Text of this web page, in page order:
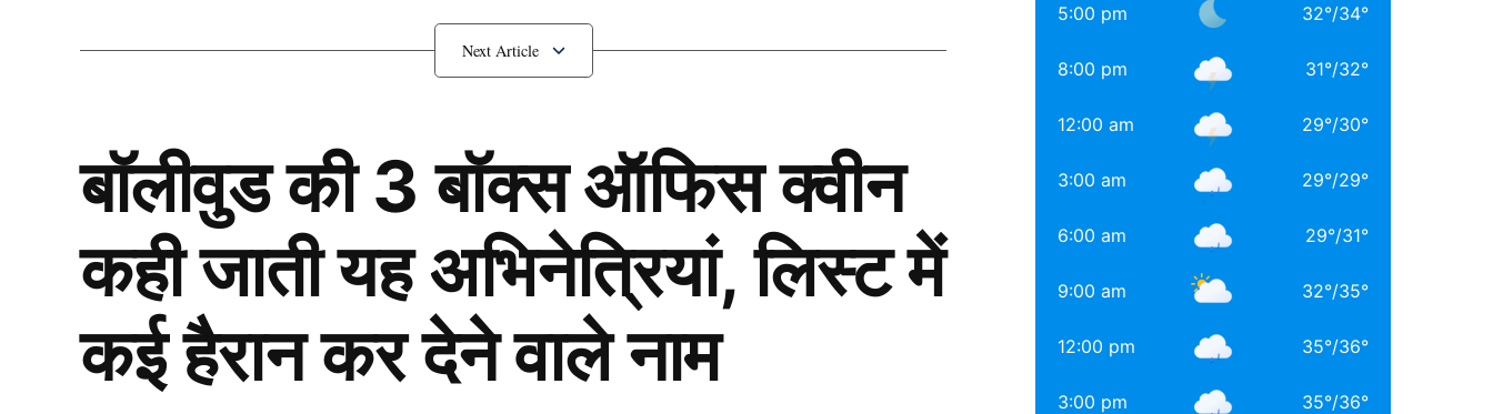
Rashmi Desai और सिद्धार्थ शुक्ला के बीच रहा विवाद
बॉलीवुड की 3 बॉक्स ऑफिस क्वीन
कही जाती यह अभिनेत्रियां, लिस्ट में
कई हैरान कर देने वाले नाम
5:00 pm 32°/34°
8:00 pm 31°/32°
12:00 am 29°/30°
3:00 am 29°/29°
6:00 am 29°/31°
9:00 am 32°/35°
12:00 pm 35°/36°
3:00 pm 35°/36°